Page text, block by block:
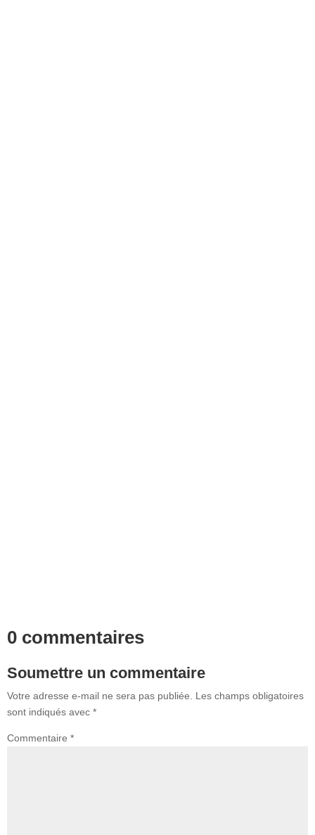
0 commentaires
Soumettre un commentaire
Votre adresse e-mail ne sera pas publiée.
Les champs obligatoires
sont indiqués avec *
Commentaire *